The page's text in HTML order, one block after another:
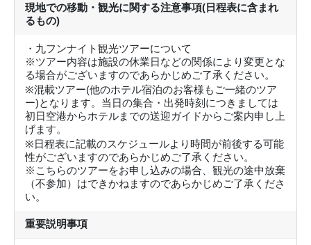
現地での移動・観光に関する注意事項(日程表に含まれ
るもの)
・九フンナイト観光ツアーについて
※ツアー内容は施設の休業日などの関係により変更とな
る場合がございますのであらかじめご了承ください。
※混載ツアー(他のホテル宿泊のお客様もご一緒のツア
ー)となります。当日の集合・出発時刻につきましては
初日空港からホテルまでの送迎ガイドからご案内申し上
げます。
※日程表に記載のスケジュールより時間が前後する可能
性がございますのであらかじめご了承ください。
※こちらのツアーをお申し込みの場合、観光の途中放棄
（不参加）はできかねますのであらかじめご了承くださ
い。
重要説明事項